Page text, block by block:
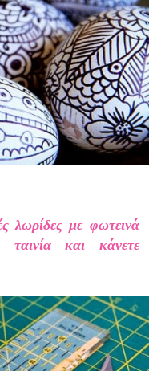
λωρίδες με φωτεινά
και κάνετε